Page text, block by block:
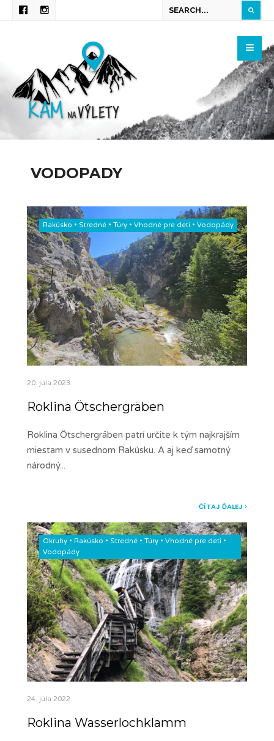
VODOPADY
Rakúsko • Stredné • Túry • Vhodné pre deti • Vodopády
20. júla 2023
Roklina Ötschergräben
Roklina Ötschergräben patrí určite k tým najkrajším
miestam v susednom Rakúsku. A aj keď samotný
národný...
ČÍTAJ ĎALEJ
Okruhy • Rakúsko • Stredné • Túry • Vhodné pre deti •
Vodopády
24. júla 2022
Roklina Wasserlochklamm